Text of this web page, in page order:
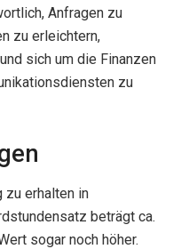
Anfragen zu
zu erleichtern,
sich um die Finanzen
zu
zu erhalten in
beträgt ca.
sogar noch höher.